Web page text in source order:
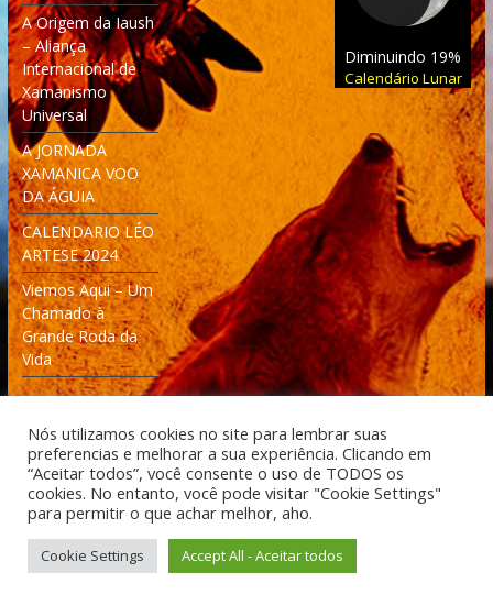
A Origem da Iaush
– Aliança
Internacional de
Xamanismo
Universal
A JORNADA
XAMANICA VOO
DA ÁGUIA
CALENDARIO LÉO
ARTESE 2024
Viemos Aqui – Um
Chamado à
Grande Roda da
Vida
Diminuindo 19%
Calendário Lunar
Desenvolvido: Moleculas4D - Engenharia Espacial e
Tecnologia [moleculas4d.com.br]
Nós utilizamos cookies no site para lembrar suas
preferencias e melhorar a sua experiência. Clicando em
“Aceitar todos”, você consente o uso de TODOS os
cookies. No entanto, você pode visitar "Cookie Settings"
para permitir o que achar melhor, aho.
Cookie Settings Accept All - Aceitar todos